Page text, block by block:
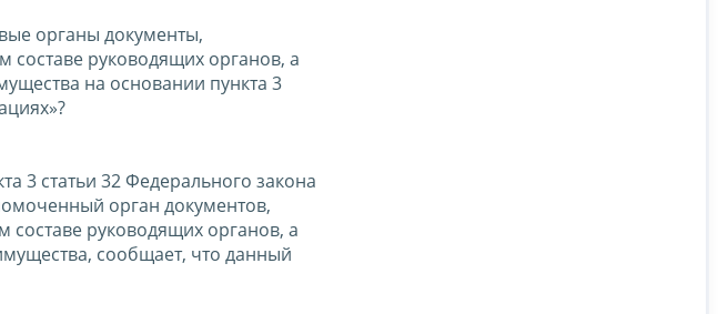
органы документы,
руководящих органов, а
на основании пункта 3
3 статьи 32 Федерального закона
орган документов,
руководящих органов, а
сообщает, что данный